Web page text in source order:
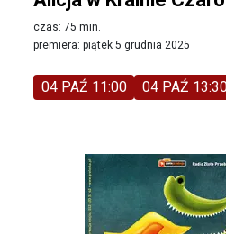
czas: 75 min.
premiera: piątek 5 grudnia 2025
04 PAŹ 11:00 04 PAŹ